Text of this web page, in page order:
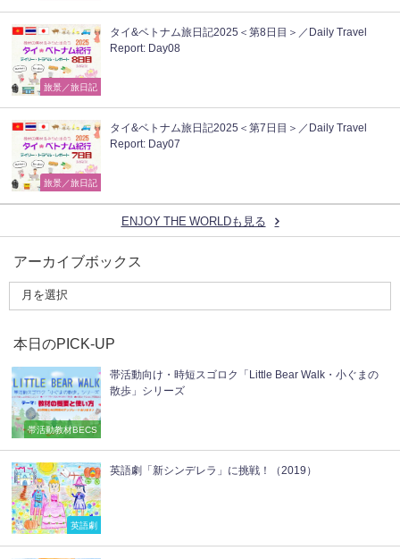
旅景／旅日記
タイ&ベトナム旅日記2025＜第8日目＞／Daily Travel
Report: Day08
旅景／旅日記
タイ&ベトナム旅日記2025＜第7日目＞／Daily Travel
Report: Day07
ENJOY THE WORLDも見る
アーカイブボックス
本日のPICK-UP
帯活動教材BECS
帯活動向け・時短スゴロク「Little Bear Walk・小ぐまの
散歩」シリーズ
英語劇
英語劇「新シンデレラ」に挑戦！（2019）